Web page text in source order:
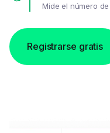
Mide el número
Registrarse gratis